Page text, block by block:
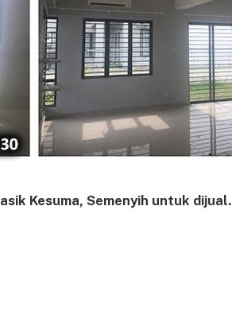
Kesuma, Semenyih untuk dijual.